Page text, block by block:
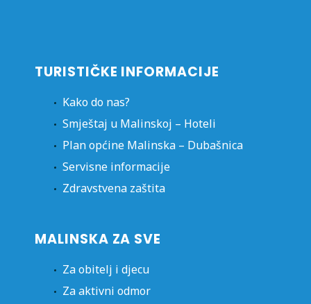
TURISTIČKE INFORMACIJE
Kako do nas?
Smještaj u Malinskoj – Hoteli
Plan općine Malinska – Dubašnica
Servisne informacije
Zdravstvena zaštita
MALINSKA ZA SVE
Za obitelj i djecu
Za aktivni odmor